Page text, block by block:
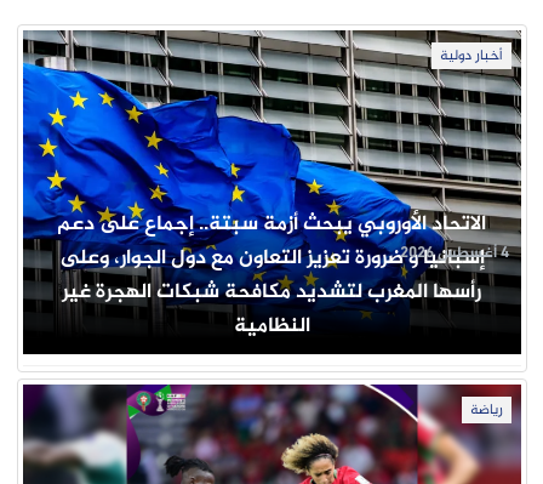
أخبار دولية
الاتحاد الأوروبي يبحث أزمة سبتة.. إجماع على دعم
إسبانيا و ضرورة تعزيز التعاون مع دول الجوار، وعلى
رأسها المغرب لتشديد مكافحة شبكات الهجرة غير
النظامية
4 أغسطس 2026
رياضة